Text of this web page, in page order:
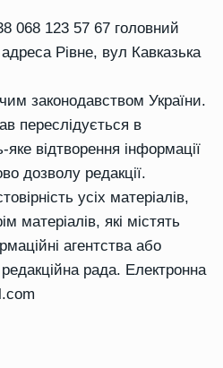
068 123 57 67 головний
Рівне, вул Кавказька
законодавством України.
переслідується в
відтворення інформації
дозволу редакції.
усіх матеріалів,
матеріалів, які містять
агентства або
рада. Електронна